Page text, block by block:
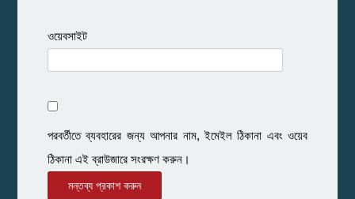
ওয়েবসাইট
পরবর্তীতে ব্যবহারের জন্য আপনার নাম, ইমেইল ঠিকানা এবং ওয়েব
ঠিকানা এই ব্রাউজারে সংরক্ষণ করুন।